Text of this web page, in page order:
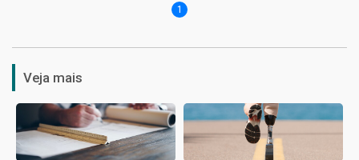
1
Veja mais